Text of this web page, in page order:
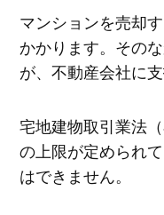
マンションを売却
かかります。その
が、不動産会社に
宅地建物取引業法
の上限が定められ
はできません。